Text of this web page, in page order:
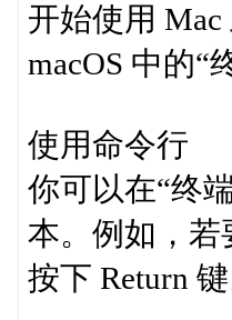
开始使用 Mac
macOS 中的
使用命令行
你可以在“终
本。例如，若
按下 Return